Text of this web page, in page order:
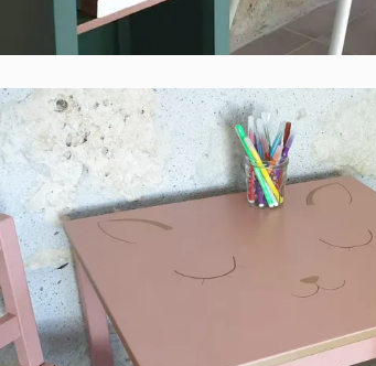
TABLE ET CHAISES ENFANT